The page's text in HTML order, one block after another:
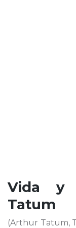
Vida y
Tatum
(Arthur Tatum,